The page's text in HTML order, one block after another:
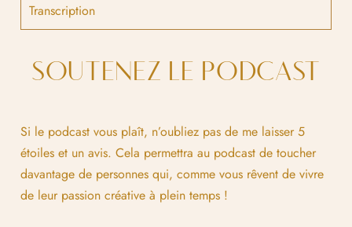
Transcription
SOUTENEZ LE PODCAST
Si le podcast vous plaît, n’oubliez pas de me laisser 5
étoiles et un avis. Cela permettra au podcast de toucher
davantage de personnes qui, comme vous rêvent de vivre
de leur passion créative à plein temps !